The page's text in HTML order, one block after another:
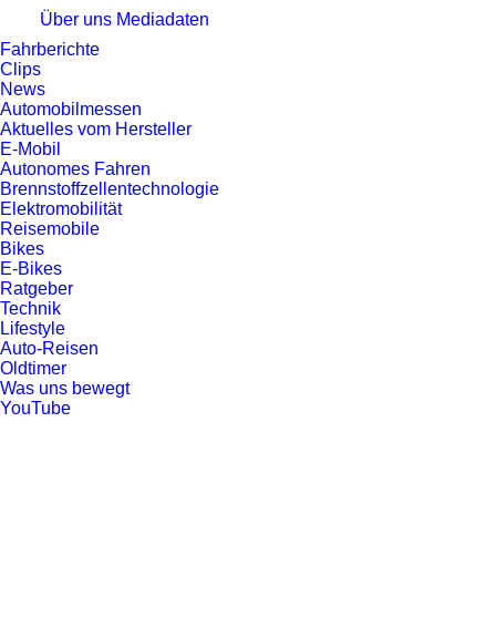
Über uns Mediadaten
Fahrberichte
Clips
News
Automobilmessen
Aktuelles vom Hersteller
E-Mobil
Autonomes Fahren
Brennstoffzellentechnologie
Elektromobilität
Reisemobile
Bikes
E-Bikes
Ratgeber
Technik
Lifestyle
Auto-Reisen
Oldtimer
Was uns bewegt
YouTube